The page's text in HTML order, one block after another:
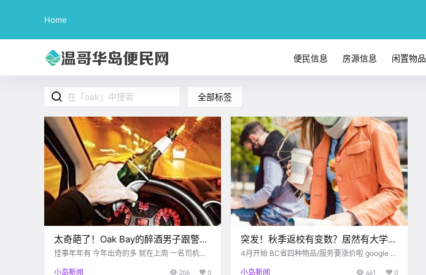
Home
便民信息 房源信息 闲置物品
全部标签
太奇葩了！Oak Bay的醉酒男子跟警车
赛跑，居然还要求警察枪毙他？？！
怪事年年有 今年出奇的多 就在上周 一名司机受
月20日晚上9点左右 有路人在Beach Drive 和Ki
小岛新闻 206 0
突发！秋季返校有变数？居然有大学推
迟到2023年？！Oak Bay高中爆发疫
4月开始 BC省四种物品/服务要涨价啦 google 这
四种物品/服务实行了增税 这个增税计划原本定
小岛新闻 461 0